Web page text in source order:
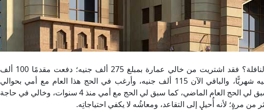
هل سداد الدين مقدم أم حج النافلة؟ فقد اشتريت من خالي عمارة بمبلغ 275 ألف جنيه؛ دفعت مقدمًا 100 ألف
جنيه، وأقوم بدفع 10 آلاف جنيه شهريًّا، والباقي الآن 115 ألف جنيه، وأرغب في الحج هذا العام مع أمي بحوالي
70000 ألف جنيه، علمًا بأنني سبق لي الحج العام الماضي، كما سبق لي الحج مع أمي منذ 4 سنوات، وخالي في حاجة
من مرةٍ؛ لأنه أُحيل إلى التقاعد، ومعاشُه لا يكفي احتياجاتِه.